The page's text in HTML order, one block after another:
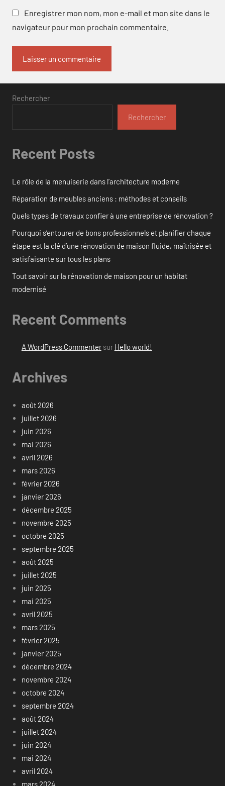
Enregistrer mon nom, mon e-mail et mon site dans le
navigateur pour mon prochain commentaire.
Rechercher
Rechercher
Recent Posts
Le rôle de la menuiserie dans l’architecture moderne
Réparation de meubles anciens : méthodes et conseils
Quels types de travaux confier à une entreprise de rénovation ?
Pourquoi s’entourer de bons professionnels et planifier chaque
étape est la clé d’une rénovation de maison fluide, maîtrisée et
satisfaisante sur tous les plans
Tout savoir sur la rénovation de maison pour un habitat
modernisé
Recent Comments
A WordPress Commentersur Hello world!
Archives
août 2026
juillet 2026
juin 2026
mai 2026
avril 2026
mars 2026
février 2026
janvier 2026
décembre 2025
novembre 2025
octobre 2025
septembre 2025
août 2025
juillet 2025
juin 2025
mai 2025
avril 2025
mars 2025
février 2025
janvier 2025
décembre 2024
novembre 2024
octobre 2024
septembre 2024
août 2024
juillet 2024
juin 2024
mai 2024
avril 2024
mars 2024